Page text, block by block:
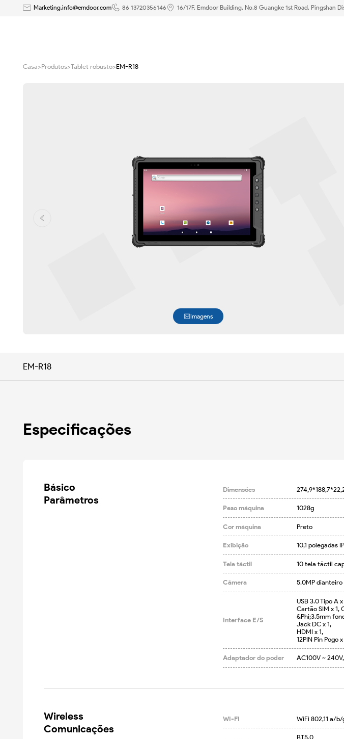
Rockchip
Marketing.info@emdoor.com 86 13720356146 16/17F, Emdoor Building, No.8 Guangke 1st Road, Pingshan
Casa>Produtos>Tablet robusto>EM-R18
Imagens
EM-R18
Especificações
Básico
Parâmetros
Dimensões
Peso máquina 1028g
Cor máquina Preto
Exibição 10,1 polegadas
Tela táctil 10 tela táctil
Câmera 5.0MP
Interface E/S
USB 3.0 Tipo A x
Cartão SIM x 1,
&Phi;3.5mm
Jack DC x 1,
HDMI x 1,
12PIN Pin Pogo x
Adaptador do poder AC100V ~
Wireless
Comunicações
WI-FI WiFi 802,11 a/
BT5.0